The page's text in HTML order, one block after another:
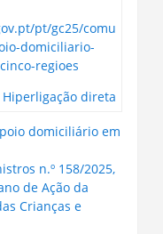
pt/gc25/
domiciliario-
regioes
Hiperligação direta
domiciliário em
n.º 158/2025,
de Ação da
Crianças e